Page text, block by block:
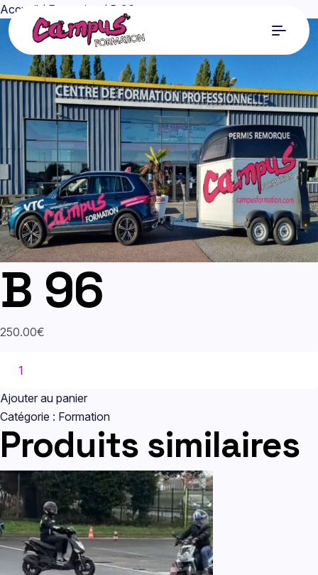
Accueil / Formation / B 96
B 96
250.00€
B
96
Ajouter au panier
Catégorie : Formation
Produits similaires